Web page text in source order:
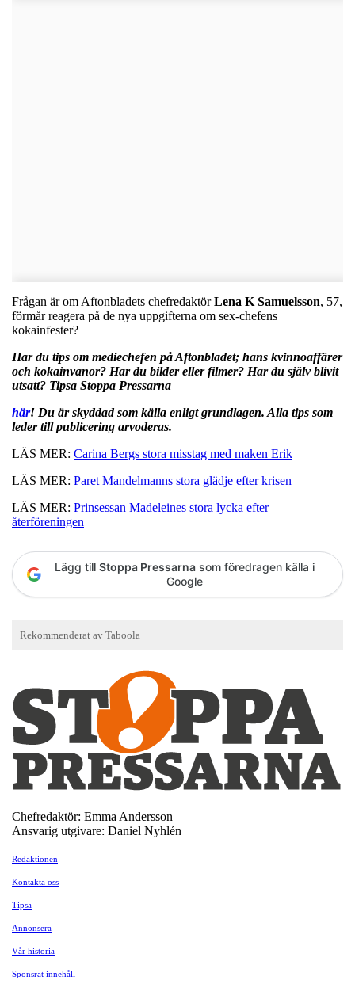
Frågan är om Aftonbladets chefredaktörLena K Samuelsson, 57,
förmår reagera på de nya uppgifterna om sex-chefens
kokainfester?
Har du tips om mediechefen på Aftonbladet; hans kvinnoaffärer
och kokainvanor? Har du bilder eller filmer? Har du själv blivit
utsatt? Tipsa Stoppa Pressarna
här! Du är skyddad som källa enligt grundlagen. Alla tips som
leder till publicering arvoderas.
LÄS MER: Carina Bergs stora misstag med maken Erik
LÄS MER: Paret Mandelmanns stora glädje efter krisen
LÄS MER: Prinsessan Madeleines stora lycka efter
återföreningen
Lägg till Stoppa Pressarna som föredragen källa i
Google
Chefredaktör: Emma Andersson
Ansvarig utgivare: Daniel Nyhlén
Redaktionen
Kontakta oss
Tipsa
Annonsera
Vår historia
Sponsrat innehåll